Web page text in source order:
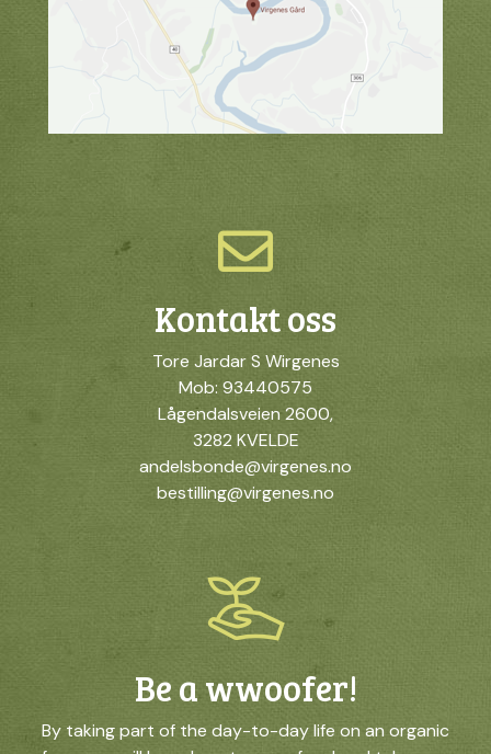
Kontakt oss
Tore Jardar S Wirgenes
Mob: 93440575
Lågendalsveien 2600,
3282 KVELDE
andelsbonde@virgenes.no
bestilling@virgenes.no
Be a wwoofer!
By taking part of the day-to-day life on an organic